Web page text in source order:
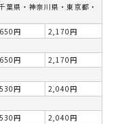
葉県・神奈川県・東京都・
円
2,170円
円
2,170円
円
2,040円
円
2,040円